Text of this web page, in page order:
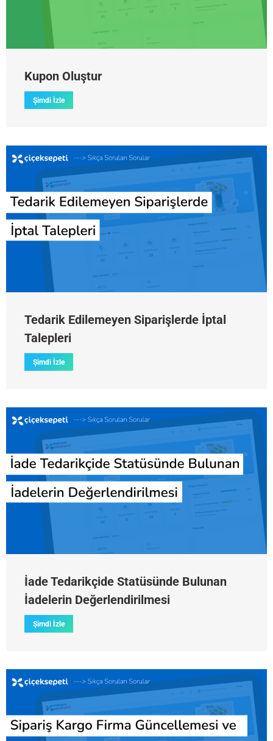
Kupon Oluştur
Şimdi İzle
Tedarik Edilemeyen Siparişlerde İptal
Talepleri
Şimdi İzle
İade Tedarikçide Statüsünde Bulunan
İadelerin Değerlendirilmesi
Şimdi İzle